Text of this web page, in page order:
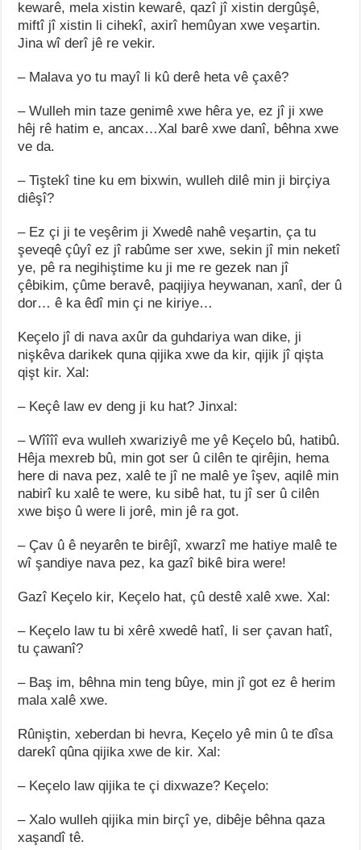
kewarê, mela xistin kewarê, qazî jî xistin dergûşê,
miftî jî xistin li cihekî, axirî hemûyan xwe veşartin.
Jina wî derî jê re vekir.
– Malava yo tu mayî li kû derê heta vê çaxê?
– Wulleh min taze genimê xwe hêra ye, ez jî ji xwe
hêj rê hatim e, ancax…Xal barê xwe danî, bêhna xwe
ve da.
– Tiştekî tine ku em bixwin, wulleh dilê min ji birçiya
diêşî?
– Ez çi ji te veşêrim ji Xwedê nahê veşartin, ça tu
şeveqê çûyî ez jî rabûme ser xwe, sekin jî min neketî
ye, pê ra negihiştime ku ji me re gezek nan jî
çêbikim, çûme beravê, paqijiya heywanan, xanî, der û
dor… ê ka êdî min çi ne kiriye…
Keçelo jî di nava axûr da guhdariya wan dike, ji
nişkêva darikek quna qijika xwe da kir, qijik jî qişta
qişt kir. Xal:
– Keçê law ev deng ji ku hat? Jinxal:
– Wîîîî eva wulleh xwariziyê me yê Keçelo bû, hatibû.
Hêja mexreb bû, min got ser û cilên te qirêjin, hema
here di nava pez, xalê te jî ne malê ye îşev, aqilê min
nabirî ku xalê te were, ku sibê hat, tu jî ser û cilên
xwe bişo û were li jorê, min jê ra got.
– Çav û ê neyarên te birêjî, xwarzî me hatiye malê te
wî şandiye nava pez, ka gazî bikê bira were!
Gazî Keçelo kir, Keçelo hat, çû destê xalê xwe. Xal:
– Keçelo law tu bi xêrê xwedê hatî, li ser çavan hatî,
tu çawanî?
– Baş im, bêhna min teng bûye, min jî got ez ê herim
mala xalê xwe.
Rûniştin, xeberdan bi hevra, Keçelo yê min û te dîsa
darekî qûna qijika xwe de kir. Xal:
– Keçelo law qijika te çi dixwaze? Keçelo:
– Xalo wulleh qijika min birçî ye, dibêje bêhna qaza
xaşandî tê.